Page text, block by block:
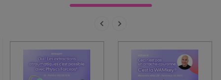
 